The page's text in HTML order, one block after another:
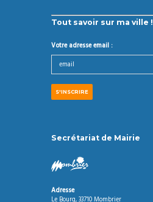
Tout savoir sur ma ville !
Votre adresse email :
Secrétariat de Mairie
Adresse
Le Bourg, 33710 Mombrier